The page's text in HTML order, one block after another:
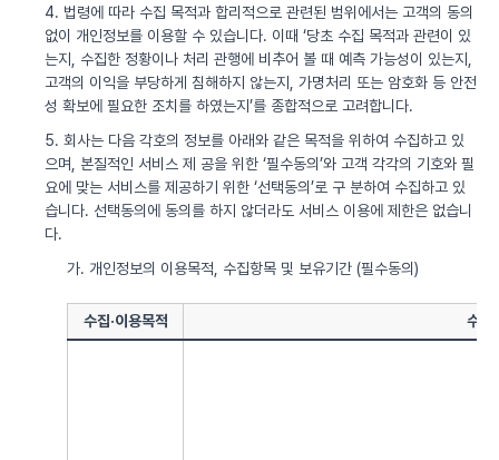
4. 법령에 따라 수집 목적과 합리적으로 관련된 범위에서는 고객의 동의
없이 개인정보를 이용할 수 있습니다. 이때 ‘당초 수집 목적과 관련이 있
는지, 수집한 정황이나 처리 관행에 비추어 볼 때 예측 가능성이 있는지,
고객의 이익을 부당하게 침해하지 않는지, 가명처리 또는 암호화 등 안전
성 확보에 필요한 조치를 하였는지’를 종합적으로 고려합니다.
5. 회사는 다음 각호의 정보를 아래와 같은 목적을 위하여 수집하고 있
으며, 본질적인 서비스 제 공을 위한 ‘필수동의’와 고객 각각의 기호와 필
요에 맞는 서비스를 제공하기 위한 ‘선택동의’로 구 분하여 수집하고 있
습니다. 선택동의에 동의를 하지 않더라도 서비스 이용에 제한은 없습니
다.
가. 개인정보의 이용목적, 수집항목 및 보유기간 (필수동의)
수집·이용목적 수집